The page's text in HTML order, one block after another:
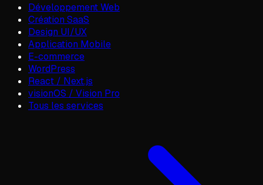
Développement Web
Création SaaS
Design UI/UX
Application Mobile
E-commerce
WordPress
React / Next.js
visionOS / Vision Pro
Tous les services